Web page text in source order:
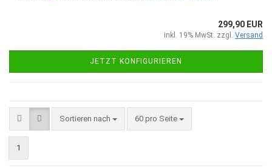
299,90 EUR
inkl. 19% MwSt. zzgl. Versand
JETZT KONFIGURIEREN
Sortieren nach 60 pro Seite
1